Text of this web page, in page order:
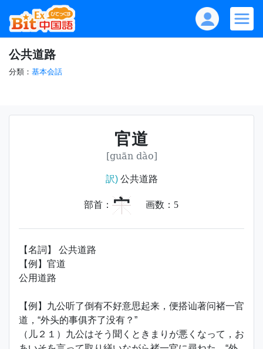
公共道路
分類： 基本会話
官道
[guān dào]
訳)公共道路
部首： 宀 画数： 5
【名詞】 公共道路
【例】官道
公用道路
【例】九公听了倒有不好意思起来，便搭讪著问褚一官
道，“外头的事俱齐了没有？”
（儿２１）九公はそう聞くときまりが悪くなって，お